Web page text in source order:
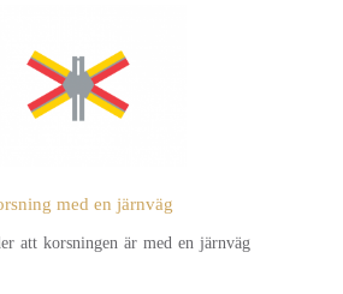
med en järnväg
att korsningen är med en järnväg